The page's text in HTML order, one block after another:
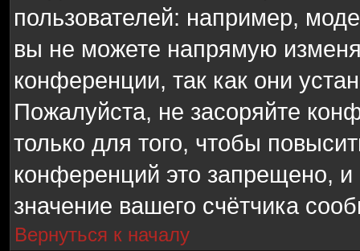
пользователей: например,
вы не можете напрямую
конференции, так как они
Пожалуйста, не засоряйте
только для того, чтобы
конференций это запрещено,
значение вашего счётчика
Вернуться к началу